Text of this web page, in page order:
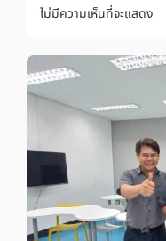
ไม่มีความเห็นที่จะแสดง